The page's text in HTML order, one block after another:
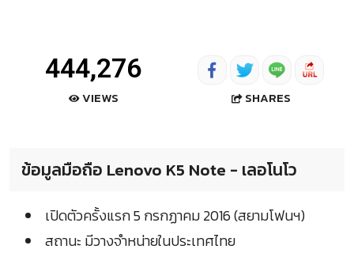
444,276
VIEWS SHARES
ข้อมูลมือถือ Lenovo K5 Note - เลอโนโว
เปิดตัวครั้งแรก 5 กรกฏาคม 2016 (สยามโฟนฯ)
สถานะ มีวางจำหน่ายในประเทศไทย